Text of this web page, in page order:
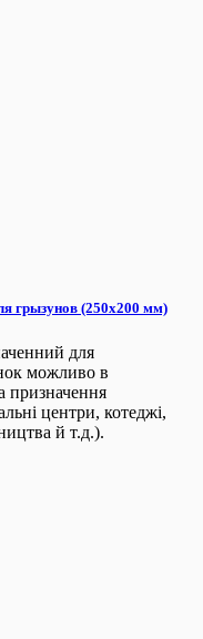
грызунов (250х200 мм)
для
можливо в
призначення
центри, котеджі,
й т.д.).